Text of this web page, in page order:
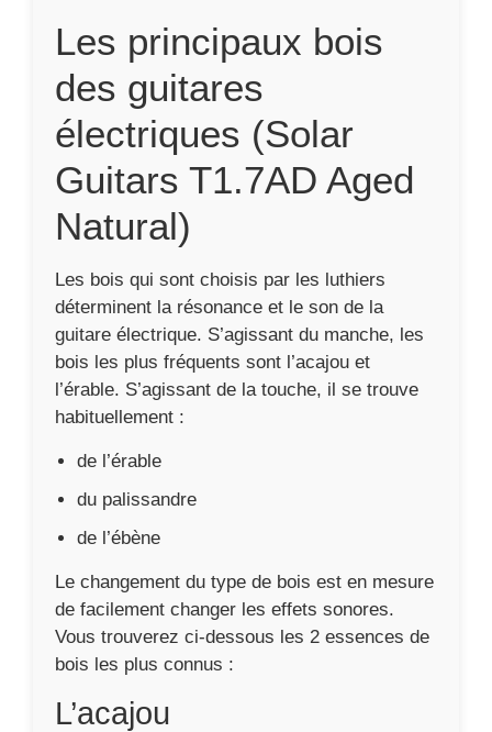
Les principaux bois
des guitares
électriques (Solar
Guitars T1.7AD Aged
Natural)
Les bois qui sont choisis par les luthiers
déterminent la résonance et le son de la
guitare électrique. S’agissant du manche, les
bois les plus fréquents sont l’acajou et
l’érable. S’agissant de la touche, il se trouve
habituellement :
de l’érable
du palissandre
de l’ébène
Le changement du type de bois est en mesure
de facilement changer les effets sonores.
Vous trouverez ci-dessous les 2 essences de
bois les plus connus :
L’acajou